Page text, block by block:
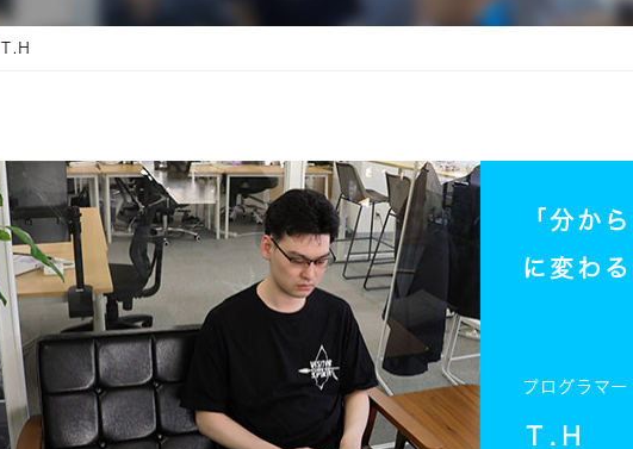
Ｔ.Ｈ
「分か
に変わ
プログラマー
Ｔ.Ｈ